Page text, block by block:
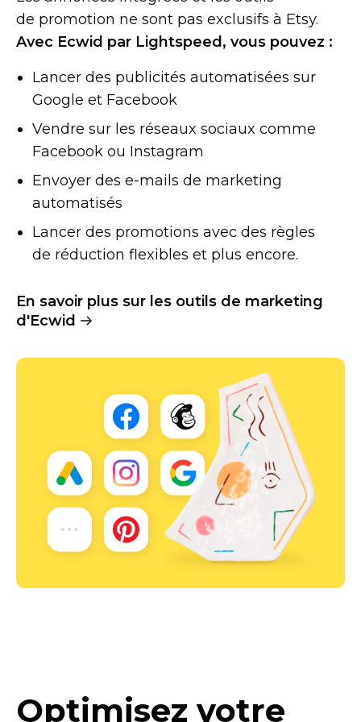
de promotion ne sont pas exclusifs à Etsy.
Avec Ecwid par Lightspeed, vous pouvez :
Lancer des publicités automatisées sur
Google et Facebook
Vendre sur les réseaux sociaux comme
Facebook ou Instagram
Envoyer des e-mails de marketing
automatisés
Lancer des promotions avec des règles
de réduction flexibles et plus encore.
En savoir plus sur les outils de marketing
d'Ecwid
Optimisez votre